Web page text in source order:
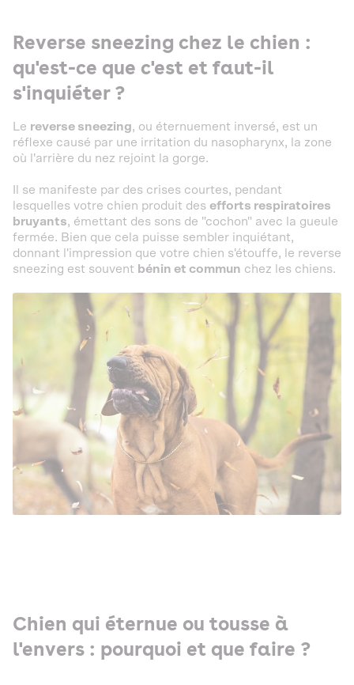
Reverse sneezing chez le chien :
qu'est-ce que c'est et faut-il
s'inquiéter ?
Le reverse sneezing, ou éternuement inversé, est un
réflexe causé par une irritation du nasopharynx, la zone
où l'arrière du nez rejoint la gorge.
Il se manifeste par des crises courtes, pendant
lesquelles votre chien produit des efforts respiratoires
bruyants, émettant des sons de "cochon" avec la gueule
fermée. Bien que cela puisse sembler inquiétant,
donnant l'impression que votre chien s'étouffe, le reverse
sneezing est souvent bénin et commun chez les chiens.
Chien qui éternue ou tousse à
l'envers : pourquoi et que faire ?